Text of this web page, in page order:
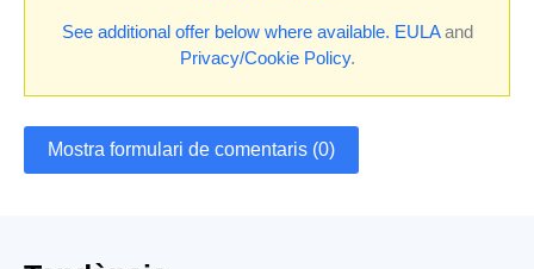
See additional offer below where available. EULAand
Privacy/Cookie Policy.
Mostra formulari de comentaris (0)